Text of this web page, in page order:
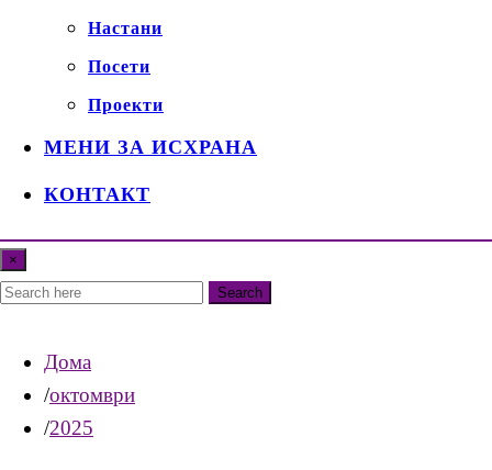
Настани
Посети
Проекти
МЕНИ ЗА ИСХРАНА
КОНТАКТ
×
Search
Дома
октомври
2025